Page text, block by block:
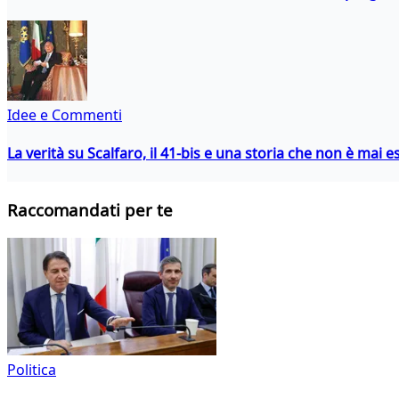
Idee e Commenti
La verità su Scalfaro, il 41-bis e una storia che non è mai
Raccomandati per te
Politica